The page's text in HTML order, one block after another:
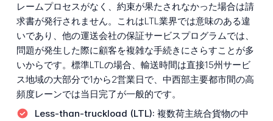
レームプロセスがなく、約束が果たされなかった場合は請
求書が発行されません。これはLTL業界では意味のある違
いであり、他の運送会社の保証サービスプログラムでは、
問題が発生した際に顧客を複雑な手続きにさらすことが多
いからです。標準LTLの場合、輸送時間は直接15州サービ
ス地域の大部分で1から2営業日で、中西部主要都市間の高
頻度レーンでは当日完了が一般的です。
Less-than-truckload (LTL): 複数荷主統合貨物の中